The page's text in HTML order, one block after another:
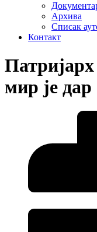
Архива
Списак
Контакт
мир је дар